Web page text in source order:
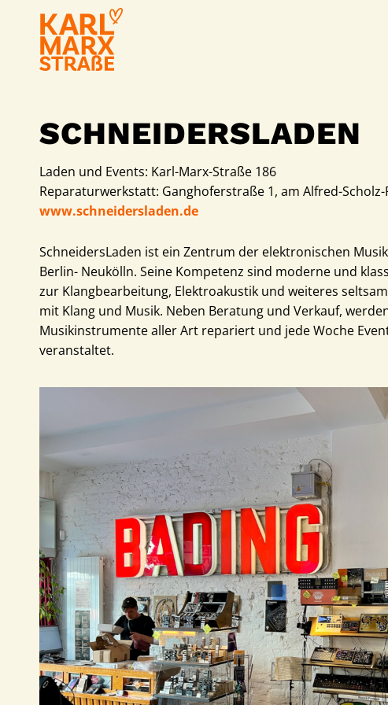
SCHNEIDERSLADEN
Laden und Events: Karl-Marx-Straße 186
Reparaturwerkstatt: Ganghoferstraße 1, am Alfred-Scholz-
www.schneidersladen.de
SchneidersLaden ist ein Zentrum der elektronischen
Berlin- Neukölln. Seine Kompetenz sind moderne und
zur Klangbearbeitung, Elektroakustik und weiteres
mit Klang und Musik. Neben Beratung und Verkauf,
Musikinstrumente aller Art repariert und jede Woche
veranstaltet.